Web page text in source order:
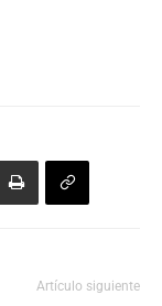
Artículo siguiente